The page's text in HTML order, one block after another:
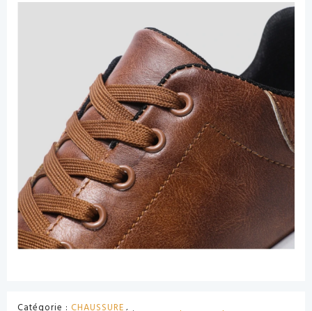
Catégorie : CHAUSSURE